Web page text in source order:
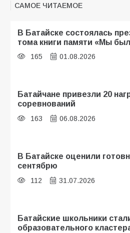
САМОЕ ЧИТАЕМОЕ
В Батайске состоялась
тома книги памяти «Мы
165 01.08.2026
Батайчане привезли 20
соревнований
163 06.08.2026
В Батайске оценили
сентябрю
112 31.07.2026
Батайские школьники
образовательного